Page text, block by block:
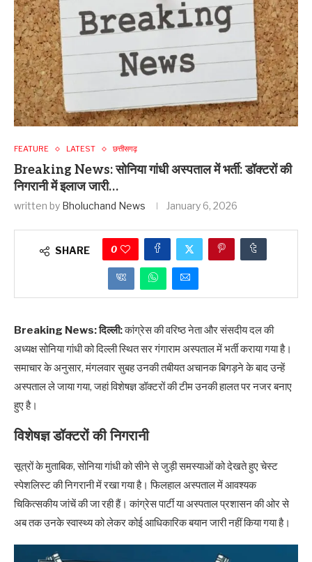
FEATURE LATEST छत्तीसगढ़
Breaking News: सोनिया गांधी अस्पताल में भर्ती: डॉक्टरों की
निगरानी में इलाज जारी…
written by Bholuchand News January 6, 2026
SHARE 0
Breaking News: दिल्ली:कांग्रेस की वरिष्ठ नेता और संसदीय दल की
अध्यक्ष सोनिया गांधी को दिल्ली स्थित सर गंगाराम अस्पताल में भर्ती कराया गया है।
समाचार के अनुसार, मंगलवार सुबह उनकी तबीयत अचानक बिगड़ने के बाद उन्हें
अस्पताल ले जाया गया, जहां विशेषज्ञ डॉक्टरों की टीम उनकी हालत पर नजर बनाए
हुए है।
विशेषज्ञ डॉक्टरों की निगरानी
सूत्रों के मुताबिक, सोनिया गांधी को सीने से जुड़ी समस्याओं को देखते हुए चेस्ट
स्पेशलिस्ट की निगरानी में रखा गया है। फिलहाल अस्पताल में आवश्यक
चिकित्सकीय जांचें की जा रही हैं। कांग्रेस पार्टी या अस्पताल प्रशासन की ओर से
अब तक उनके स्वास्थ्य को लेकर कोई आधिकारिक बयान जारी नहीं किया गया है।